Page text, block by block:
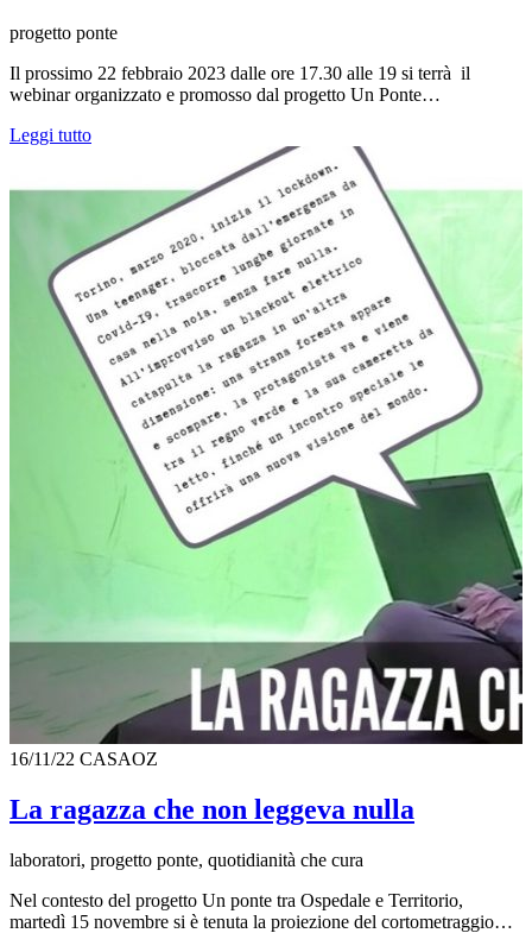
progetto ponte
Il prossimo 22 febbraio 2023 dalle ore 17.30 alle 19 si terrà il
webinar organizzato e promosso dal progetto Un Ponte…
Leggi tutto
16/11/22 CASAOZ
La ragazza che non leggeva nulla
laboratori, progetto ponte, quotidianità che cura
Nel contesto del progetto Un ponte tra Ospedale e Territorio,
martedì 15 novembre si è tenuta la proiezione del cortometraggio…